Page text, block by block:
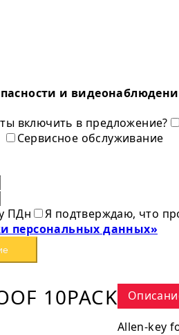
и
включить в предложение?
Сервисное обслуживание
ПДн
Я подтверждаю, что
персональных данных»
10PACK
Allen-key